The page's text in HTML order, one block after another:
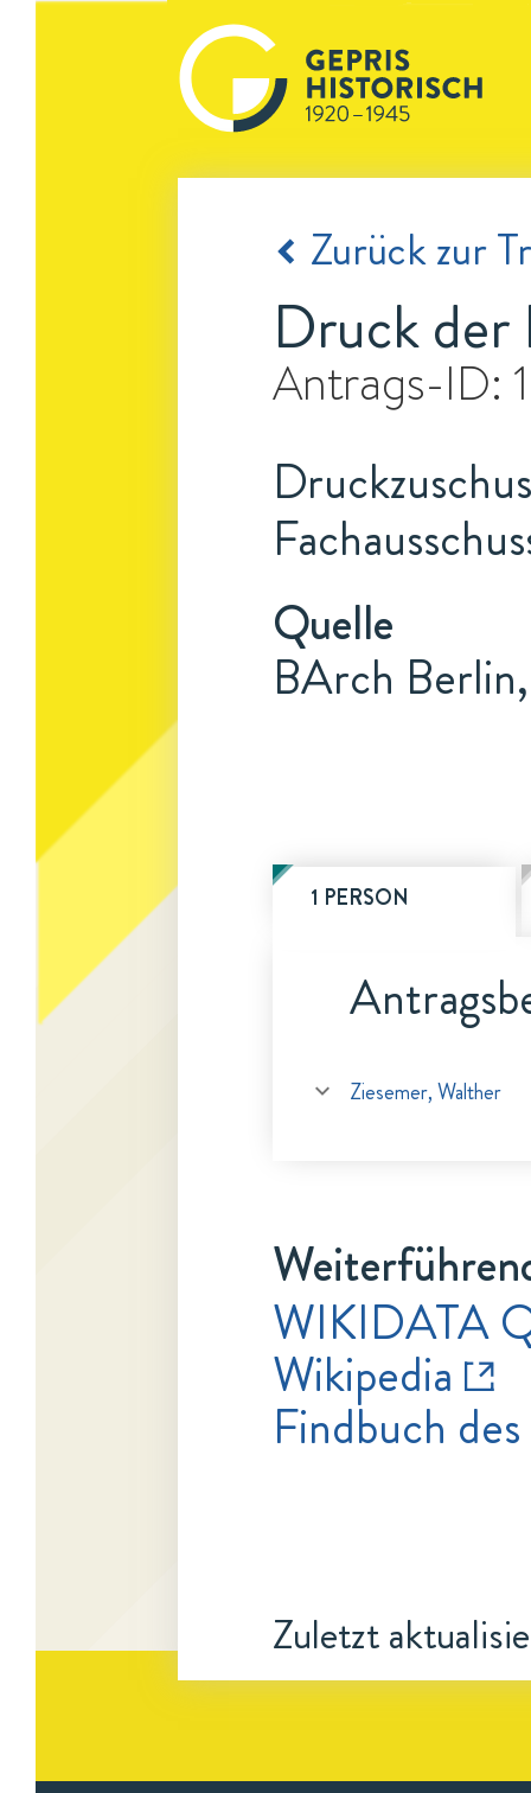
Zurück zur
Druck der
Antrags-ID:
Quelle
BArch
1 PERSON
Ziesemer, Walther
WIKIDATA
Wikipedia
Findbuch
Zuletzt